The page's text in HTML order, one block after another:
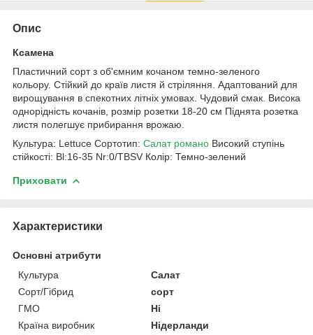
Опис
Ксамена
Пластичний сорт з об'ємним кочаном темно-зеленого
кольору. Стійкий до країв листя й стріляння. Адаптований для
вирощування в спекотних літніх умовах. Чудовий смак. Висока
однорідність кочанів, розмір розетки 18-20 см Піднята розетка
листя полегшує прибирання врожаю.
Культура: Lettuce Сортотип: Салат романо Високий ступінь
стійкості: Bl:16-35 Nr:0/TBSV Колір: Темно-зелений
Приховати
Характеристики
Основні атрибути
Культура
Салат
Сорт/Гібрид
сорт
ГМО
Ні
Країна виробник
Нідерланди